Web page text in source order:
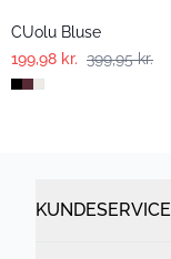
CUolu Bluse
199,98 kr. 399,95 kr.
KUNDESERVICE